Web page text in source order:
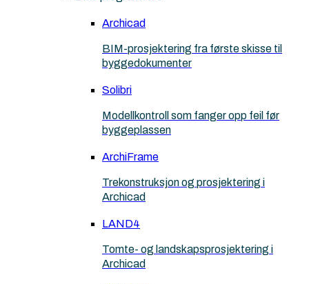
Archicad
BIM-prosjektering fra første skisse til
byggedokumenter
Solibri
Modellkontroll som fanger opp feil før
byggeplassen
ArchiFrame
Trekonstruksjon og prosjektering i
Archicad
LAND4
Tomte- og landskapsprosjektering i
Archicad